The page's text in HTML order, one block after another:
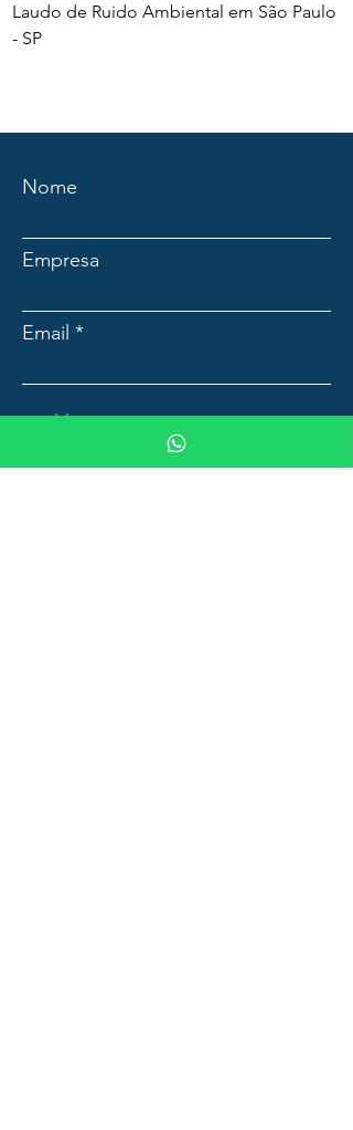
Laudo de Ruido Ambiental em São Paulo
- SP
Nome
Empresa
Email